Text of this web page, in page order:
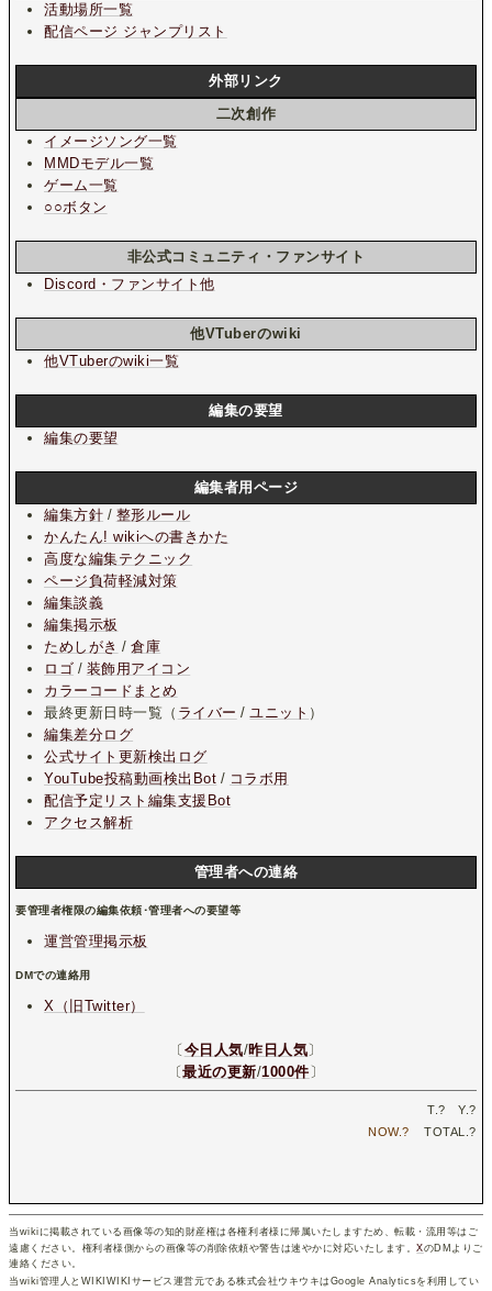
活動場所一覧
配信ページ ジャンプリスト
外部リンク
二次創作
イメージソング一覧
MMDモデル一覧
ゲーム一覧
○○ボタン
非公式コミュニティ・ファンサイト
Discord・ファンサイト他
他VTuberのwiki
他VTuberのwiki一覧
編集の要望
編集の要望
編集者用ページ
編集方針 / 整形ルール
かんたん! wikiへの書きかた
高度な編集テクニック
ページ負荷軽減対策
編集談義
編集掲示板
ためしがき /倉庫
ロゴ / 装飾用アイコン
カラーコードまとめ
最終更新日時一覧（ ライバー /ユニット ）
編集差分ログ
公式サイト更新検出ログ
YouTube投稿動画検出Bot / コラボ用
配信予定リスト編集支援Bot
アクセス解析
管理者への連絡
要管理者権限の編集依頼･管理者への要望等
運営管理掲示板
DMでの連絡用
X（旧Twitter）
〔今日人気/昨日人気〕
〔最近の更新/1000件〕
T.? Y.?
NOW.? TOTAL.?
当wikiに掲載されている画像等の知的財産権は各権利者様に帰属いたしますため、転載・流用等はご
遠慮ください。権利者様側からの画像等の削除依頼や警告は速やかに対応いたします。XのDMよりご
連絡ください。
当wiki管理人とWIKIWIKIサービス運営元である株式会社ウキウキはGoogle Analyticsを利用してい